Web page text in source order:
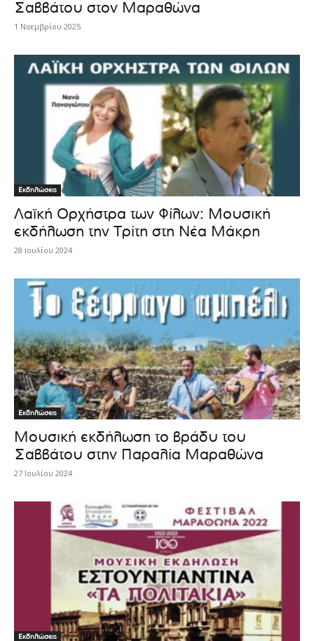
Σαββάτου στον Μαραθώνα
1 Νοεμβρίου 2025
Εκδηλώσεις
Λαϊκή Ορχήστρα των Φίλων: Μουσική
εκδήλωση την Τρίτη στη Νέα Μάκρη
28 Ιουλίου 2024
Εκδηλώσεις
Μουσική εκδήλωση το βράδυ του
Σαββάτου στην Παραλία Μαραθώνα
27 Ιουλίου 2024
Εκδηλώσεις